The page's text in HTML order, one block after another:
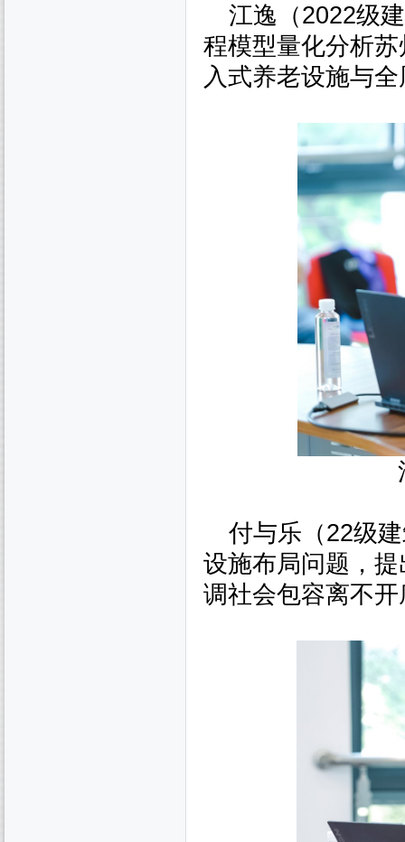
江逸（2022级
程模型量化分析
入式养老设施与
付与乐（22级
设施布局问题，
调社会包容离不